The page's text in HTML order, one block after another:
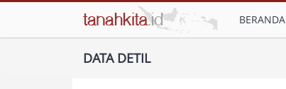
BERANDA
DATA DETIL